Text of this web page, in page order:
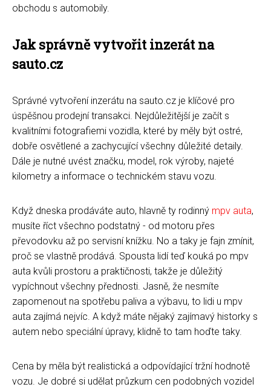
obchodu s automobily.
Jak správně vytvořit inzerát na
sauto.cz
Správné vytvoření inzerátu na sauto.cz je klíčové pro
úspěšnou prodejní transakci. Nejdůležitější je začít s
kvalitními fotografiemi vozidla, které by měly být ostré,
dobře osvětlené a zachycující všechny důležité detaily.
Dále je nutné uvést značku, model, rok výroby, najeté
kilometry a informace o technickém stavu vozu.
Když dneska prodáváte auto, hlavně ty rodinný mpv auta,
musíte říct všechno podstatný - od motoru přes
převodovku až po servisní knížku. No a taky je fajn zmínit,
proč se vlastně prodává. Spousta lidí teď kouká po mpv
auta kvůli prostoru a praktičnosti, takže je důležitý
vypíchnout všechny přednosti. Jasně, že nesmíte
zapomenout na spotřebu paliva a výbavu, to lidi u mpv
auta zajímá nejvíc. A když máte nějaký zajímavý historky s
autem nebo speciální úpravy, klidně to tam hoďte taky.
Cena by měla být realistická a odpovídající tržní hodnotě
vozu. Je dobré si udělat průzkum cen podobných vozidel